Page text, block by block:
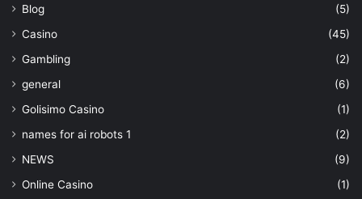
Blog
(5)
Casino
(45)
Gambling
(2)
general
(6)
Golisimo Casino
(1)
names for ai robots 1
(2)
NEWS
(9)
Online Casino
(1)